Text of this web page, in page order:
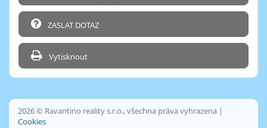
ZASLAT DOTAZ
Vytisknout
2026 © Ravantino reality s.r.o., všechna práva vyhrazena |
Cookies